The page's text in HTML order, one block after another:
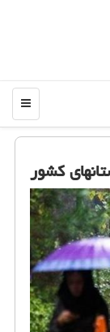
منو
كشور